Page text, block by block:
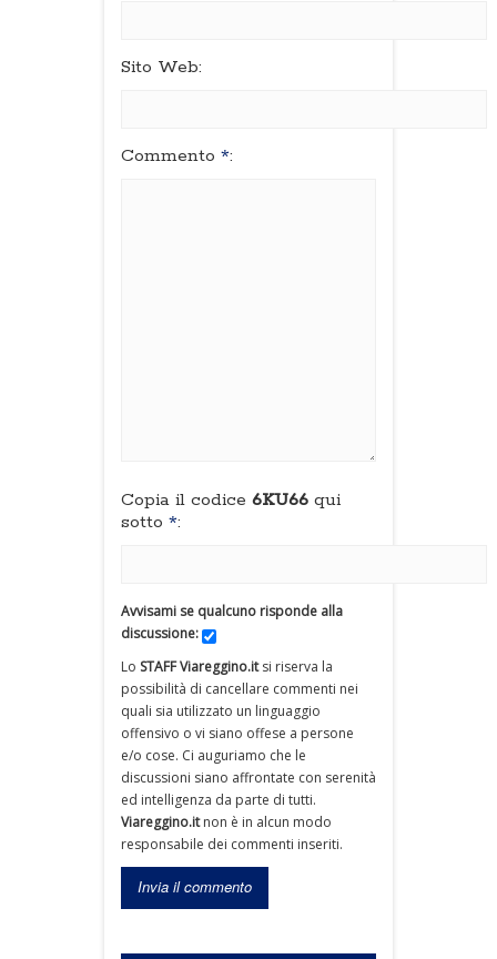
Sito Web:
Commento *:
Copia il codice 6KU66 qui
sotto *:
Avvisami se qualcuno risponde alla
discussione:
Lo STAFF Viareggino.itsi riserva la
possibilità di cancellare commenti nei
quali sia utilizzato un linguaggio
offensivo o vi siano offese a persone
e/o cose. Ci auguriamo che le
discussioni siano affrontate con serenità
ed intelligenza da parte di tutti.
Viareggino.itnon è in alcun modo
responsabile dei commenti inseriti.